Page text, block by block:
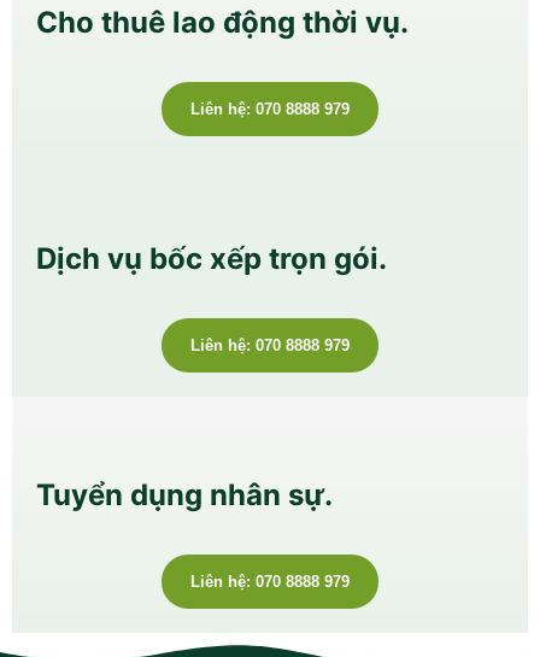
Cho thuê lao động thời vụ.
Liên hệ: 070 8888 979
Dịch vụ bốc xếp trọn gói.
Liên hệ: 070 8888 979
Tuyển dụng nhân sự.
Liên hệ: 070 8888 979